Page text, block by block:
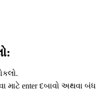
માટે enter દબાવો અથવા બંધ